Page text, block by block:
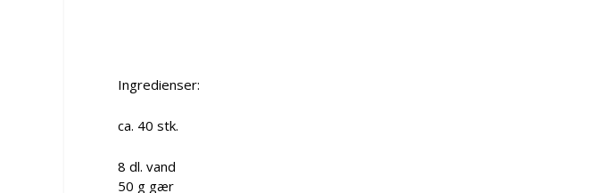
Ingredienser:
ca. 40 stk.
8 dl. vand
50 g gær